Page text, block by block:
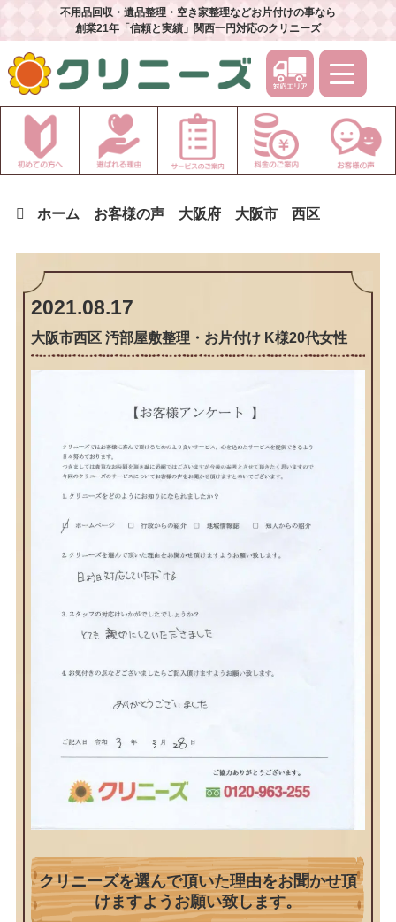
不用品回収・遺品整理・空き家整理などお片付けの事なら
創業21年「信頼と実績」関西一円対応のクリニーズ
ホーム お客様の声 大阪府 大阪市 西区
2021.08.17
大阪市西区 汚部屋敷整理・お片付け K様20代女性
クリニーズを選んで頂いた理由をお聞かせ頂
けますようお願い致します。